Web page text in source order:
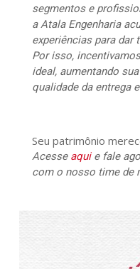
segmentos e
a Atala Engenharia
experiências para dar
Por isso,
ideal, aumentando
qualidade da entrega
Seu patrimônio
Acesse aquie fale
com o nosso time de